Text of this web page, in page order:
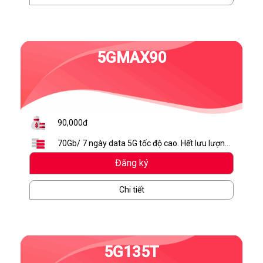
5GMAX90
90,000đ
70Gb/ 7 ngày data 5G tốc độ cao. Hết lưu lượng
Đăng ký
Chi tiết
5G135T